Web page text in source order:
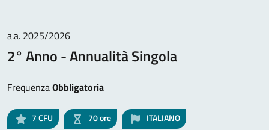
a.a. 2025/2026
2° Anno - Annualità Singola
FrequenzaObbligatoria
7CFU 70 ore
ITALIANO